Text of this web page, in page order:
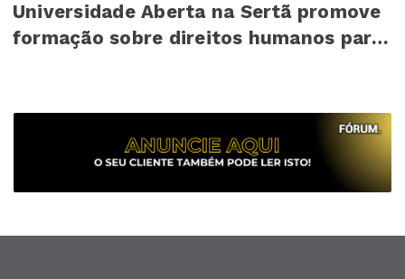
Universidade Aberta na Sertã promove
formação sobre direitos humanos para